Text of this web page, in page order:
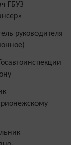
ГБУЗ
руководителя